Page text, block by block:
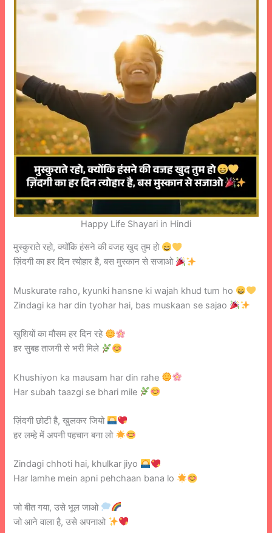
Happy Life Shayari in Hindi
मुस्कुराते रहो, क्योंकि हंसने की वजह खुद तुम हो
ज़िंदगी का हर दिन त्योहार है, बस मुस्कान से सजाओ
Muskurate raho, kyunki hansne ki wajah khud tum ho
Zindagi ka har din tyohar hai, bas muskaan se sajao
खुशियों का मौसम हर दिन रहे
हर सुबह ताजगी से भरी मिले
Khushiyon ka mausam har din rahe
Har subah taazgi se bhari mile
ज़िंदगी छोटी है, खुलकर जियो
हर लम्हे में अपनी पहचान बना लो
Zindagi chhoti hai, khulkar jiyo
Har lamhe mein apni pehchaan bana lo
जो बीत गया, उसे भूल जाओ
जो आने वाला है, उसे अपनाओ